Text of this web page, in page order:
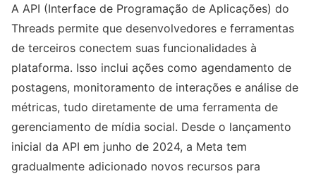
A API (Interface de Programação de Aplicações) do
Threads permite que desenvolvedores e ferramentas
de terceiros conectem suas funcionalidades à
plataforma. Isso inclui ações como agendamento de
postagens, monitoramento de interações e análise de
métricas, tudo diretamente de uma ferramenta de
gerenciamento de mídia social. Desde o lançamento
inicial da API em junho de 2024, a Meta tem
gradualmente adicionado novos recursos para